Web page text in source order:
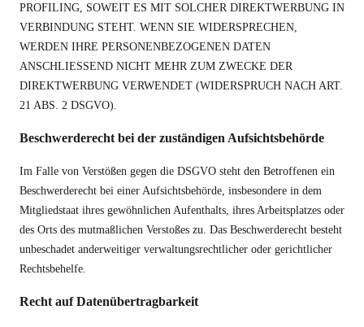
PROFILING, SOWEIT ES MIT SOLCHER DIREKTWERBUNG IN
VERBINDUNG STEHT. WENN SIE WIDERSPRECHEN,
WERDEN IHRE PERSONENBEZOGENEN DATEN
ANSCHLIESSEND NICHT MEHR ZUM ZWECKE DER
DIREKTWERBUNG VERWENDET (WIDERSPRUCH NACH ART.
21 ABS. 2 DSGVO).
Beschwerde­recht bei der zuständigen Aufsichts­behörde
Im Falle von Verstößen gegen die DSGVO steht den Betroffenen ein
Beschwerderecht bei einer Aufsichtsbehörde, insbesondere in dem
Mitgliedstaat ihres gewöhnlichen Aufenthalts, ihres Arbeitsplatzes oder
des Orts des mutmaßlichen Verstoßes zu. Das Beschwerderecht besteht
unbeschadet anderweitiger verwaltungsrechtlicher oder gerichtlicher
Rechtsbehelfe.
Recht auf Daten­übertrag­barkeit